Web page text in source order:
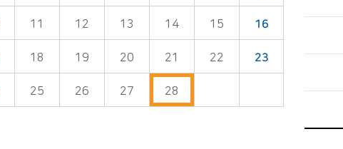
11 12 13 14 15 16
18 19 20 21 22 23
25 26 27 28